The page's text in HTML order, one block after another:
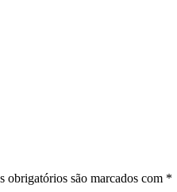
obrigatórios são marcados com *